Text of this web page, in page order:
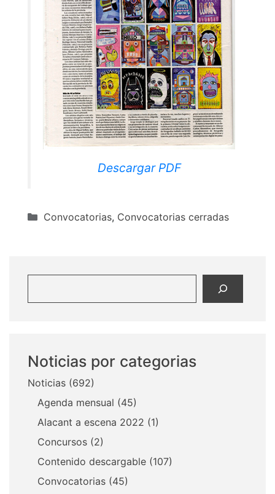
Descargar PDF
Categorías
Convocatorias, Convocatorias cerradas
Noticias por categorias
Noticias (692)
Agenda mensual (45)
Alacant a escena 2022 (1)
Concursos (2)
Contenido descargable (107)
Convocatorias (45)